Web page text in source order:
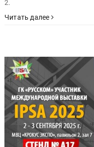
2.
Читать далее